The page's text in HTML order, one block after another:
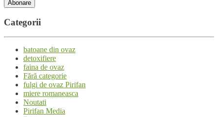
Categorii
batoane din ovaz
detoxifiere
faina de ovaz
Fără categorie
fulgi de ovaz Pirifan
miere romaneasca
Noutati
Pirifan Media